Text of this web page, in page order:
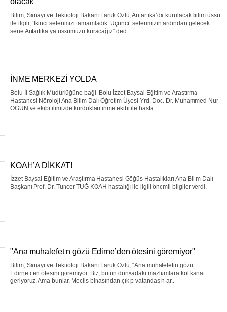
olacak
Bilim, Sanayi ve Teknoloji Bakanı Faruk Özlü, Antartika’da kurulacak bilim üssü
ile ilgili, “İkinci seferimizi tamamladık. Üçüncü seferimizin ardından gelecek
sene Antartika’ya üssümüzü kuracağız” ded..
İNME MERKEZİ YOLDA
Bolu İl Sağlık Müdürlüğüne bağlı Bolu İzzet Baysal Eğitim ve Araştırma
Hastanesi Nöroloji Ana Bilim Dalı Öğretim Üyesi Yrd. Doç. Dr. Muhammed Nur
ÖGÜN ve ekibi ilimizde kurdukları inme ekibi ile hasta..
KOAH’A DİKKAT!
İzzet Baysal Eğitim ve Araştırma Hastanesi Göğüs Hastalıkları Ana Bilim Dalı
Başkanı Prof. Dr. Tuncer TUĞ KOAH hastalığı ile ilgili önemli bilgiler verdi.
"Ana muhalefetin gözü Edirne’den ötesini göremiyor"
Bilim, Sanayi ve Teknoloji Bakanı Faruk Özlü, “Ana muhalefetin gözü
Edirne’den ötesini göremiyor. Biz, bütün dünyadaki mazlumlara kol kanat
geriyoruz. Ama bunlar, Meclis binasından çıkıp vatandaşın ar..